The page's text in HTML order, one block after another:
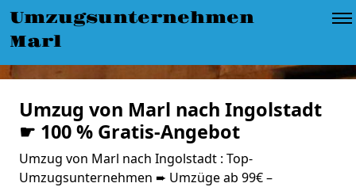
Umzugsunternehmen
Marl
Umzug von Marl nach Ingolstadt
☛ 100 % Gratis-Angebot
Umzug von Marl nach Ingolstadt : Top-
Umzugsunternehmen ➨ Umzüge ab 99€ –